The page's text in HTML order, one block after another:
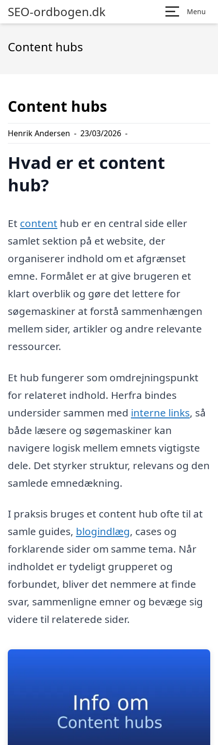
SEO-ordbogen.dk Menu
Content hubs
Content hubs
Henrik Andersen - 23/03/2026 -
Hvad er et content
hub?
Et content hub er en central side eller
samlet sektion på et website, der
organiserer indhold om et afgrænset
emne. Formålet er at give brugeren et
klart overblik og gøre det lettere for
søgemaskiner at forstå sammenhængen
mellem sider, artikler og andre relevante
ressourcer.
Et hub fungerer som omdrejningspunkt
for relateret indhold. Herfra bindes
undersider sammen med interne links, så
både læsere og søgemaskiner kan
navigere logisk mellem emnets vigtigste
dele. Det styrker struktur, relevans og den
samlede emnedækning.
I praksis bruges et content hub ofte til at
samle guides, blogindlæg, cases og
forklarende sider om samme tema. Når
indholdet er tydeligt grupperet og
forbundet, bliver det nemmere at finde
svar, sammenligne emner og bevæge sig
videre til relaterede sider.